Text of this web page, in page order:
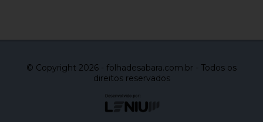
© Copyright 2026 - folhadesabara.com.br - Todos os
direitos reservados